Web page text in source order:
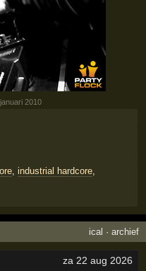
2010
, industrial hardcore,
ical · archief
za 22 aug 2026